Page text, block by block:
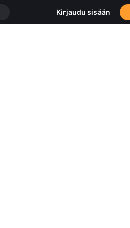
Kirjaudu sisään